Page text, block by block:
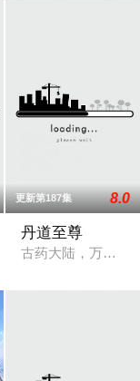
废灵根的少年秦雨
目的的联姻，太玄楼
更新第187集 8.0
丹道至尊
古药大陆，万族林